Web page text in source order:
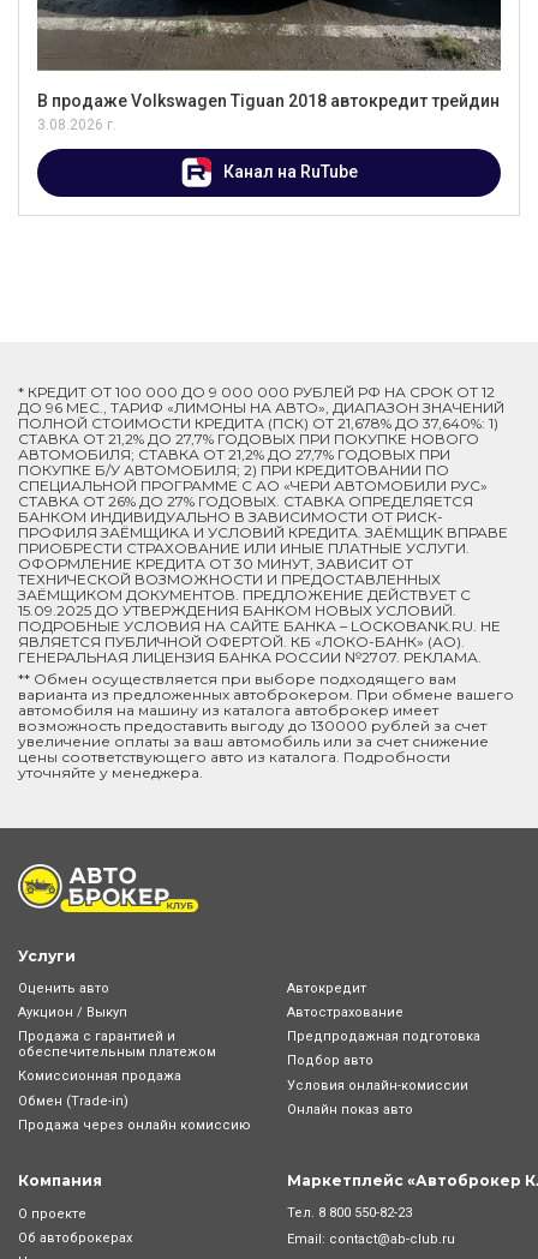
В продаже Volkswagen Tiguan 2018 автокредит трейдин
3.08.2026 г.
Канал на RuTube
* КРЕДИТ ОТ 100 000 ДО 9 000 000 РУБЛЕЙ РФ НА СРОК ОТ 12
ДО 96 МЕС., ТАРИФ «ЛИМОНЫ НА АВТО», ДИАПАЗОН ЗНАЧЕНИЙ
ПОЛНОЙ СТОИМОСТИ КРЕДИТА (ПСК) ОТ 21,678% ДО 37,640%: 1)
СТАВКА ОТ 21,2% ДО 27,7% ГОДОВЫХ ПРИ ПОКУПКЕ НОВОГО
АВТОМОБИЛЯ; СТАВКА ОТ 21,2% ДО 27,7% ГОДОВЫХ ПРИ
ПОКУПКЕ Б/У АВТОМОБИЛЯ; 2) ПРИ КРЕДИТОВАНИИ ПО
СПЕЦИАЛЬНОЙ ПРОГРАММЕ C АО «ЧЕРИ АВТОМОБИЛИ РУС»
СТАВКА ОТ 26% ДО 27% ГОДОВЫХ. СТАВКА ОПРЕДЕЛЯЕТСЯ
БАНКОМ ИНДИВИДУАЛЬНО В ЗАВИСИМОСТИ ОТ РИСК-
ПРОФИЛЯ ЗАЁМЩИКА И УСЛОВИЙ КРЕДИТА. ЗАЁМЩИК ВПРАВЕ
ПРИОБРЕСТИ СТРАХОВАНИЕ ИЛИ ИНЫЕ ПЛАТНЫЕ УСЛУГИ.
ОФОРМЛЕНИЕ КРЕДИТА ОТ 30 МИНУТ, ЗАВИСИТ ОТ
ТЕХНИЧЕСКОЙ ВОЗМОЖНОСТИ И ПРЕДОСТАВЛЕННЫХ
ЗАЁМЩИКОМ ДОКУМЕНТОВ. ПРЕДЛОЖЕНИЕ ДЕЙСТВУЕТ С
15.09.2025 ДО УТВЕРЖДЕНИЯ БАНКОМ НОВЫХ УСЛОВИЙ.
ПОДРОБНЫЕ УСЛОВИЯ НА САЙТЕ БАНКА – LOCKOBANK.RU. НЕ
ЯВЛЯЕТСЯ ПУБЛИЧНОЙ ОФЕРТОЙ. КБ «ЛОКО-БАНК» (АО).
ГЕНЕРАЛЬНАЯ ЛИЦЕНЗИЯ БАНКА РОССИИ №2707. РЕКЛАМА.
** Обмен осуществляется при выборе подходящего вам
варианта из предложенных автоброкером. При обмене вашего
автомобиля на машину из каталога автоброкер имеет
возможность предоставить выгоду до 130000 рублей за счет
увеличение оплаты за ваш автомобиль или за счет снижение
цены соответствующего авто из каталога. Подробности
уточняйте у менеджера.
Услуги
Оценить авто
Аукцион / Выкуп
Продажа с гарантией и
обеспечительным платежом
Комиссионная продажа
Обмен (Trade-in)
Продажа через онлайн комиссию
Автокредит
Автострахование
Предпродажная подготовка
Подбор авто
Условия онлайн-комиcсии
Онлайн показ авто
Компания
О проекте
Об автоброкерах
Маркетплейс «Автоброкер
Тел. 8 800 550-82-23
Email: contact@ab-club.ru